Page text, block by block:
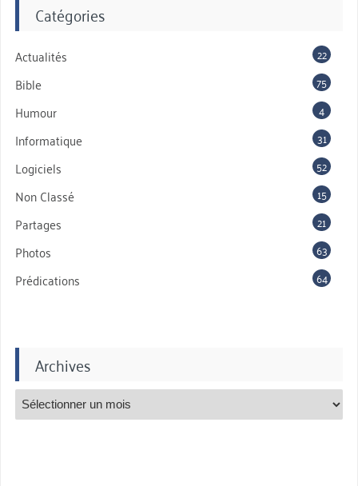
Catégories
Actualités 22
Bible 75
Humour 4
Informatique 31
Logiciels 52
Non Classé 15
Partages 21
Photos 63
Prédications 64
Archives